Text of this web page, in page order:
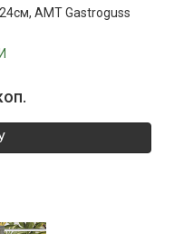
AMT Gastroguss